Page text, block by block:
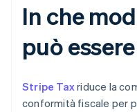
In che
può
Stripe Taxriduce la
conformità fiscale per